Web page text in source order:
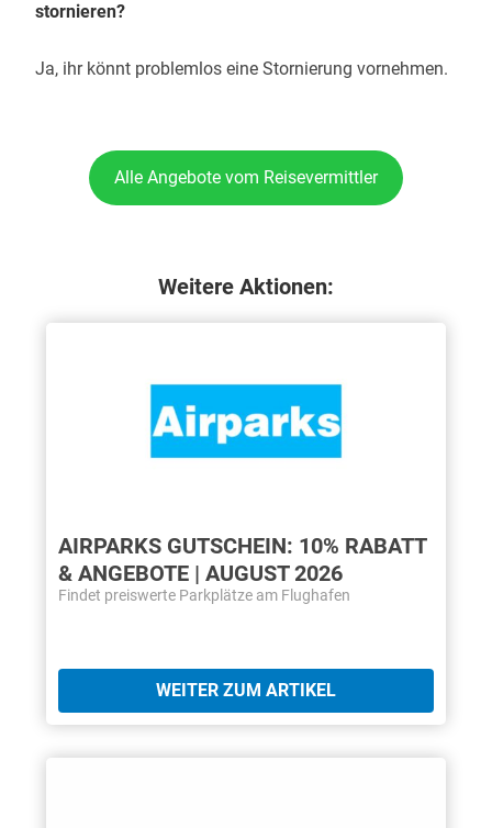
stornieren?
Ja, ihr könnt problemlos eine Stornierung vornehmen.
Alle Angebote vom Reisevermittler
Weitere Aktionen:
AIRPARKS GUTSCHEIN: 10% RABATT
& ANGEBOTE | AUGUST 2026
Findet preiswerte Parkplätze am Flughafen
WEITER ZUM ARTIKEL